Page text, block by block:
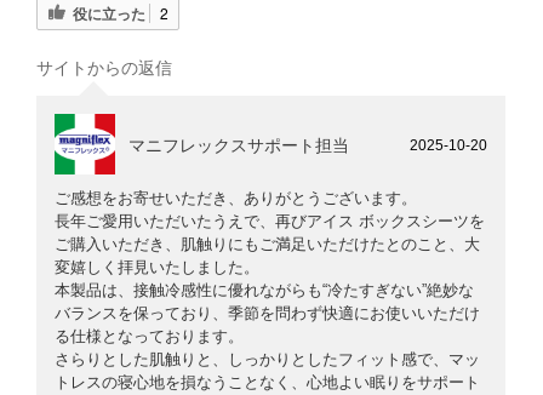
役に立った 2
サイトからの返信
マニフレックスサポート担当 2025-10-20
ご感想をお寄せいただき、ありがとうございます。
長年ご愛用いただいたうえで、再びアイス ボックスシーツを
ご購入いただき、肌触りにもご満足いただけたとのこと、大
変嬉しく拝見いたしました。
本製品は、接触冷感性に優れながらも“冷たすぎない”絶妙な
バランスを保っており、季節を問わず快適にお使いいただけ
る仕様となっております。
さらりとした肌触りと、しっかりとしたフィット感で、マッ
トレスの寝心地を損なうことなく、心地よい眠りをサポート